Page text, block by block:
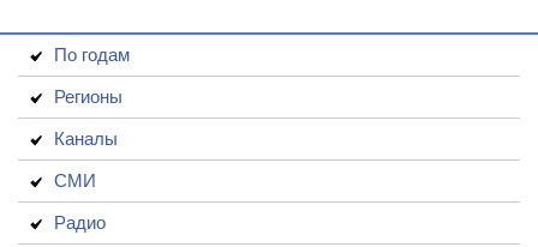
По годам
Регионы
Каналы
СМИ
Радио